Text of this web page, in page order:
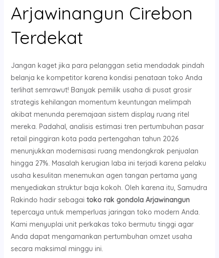
Arjawinangun Cirebon
Terdekat
Jangan kaget jika para pelanggan setia mendadak pindah
belanja ke kompetitor karena kondisi penataan toko Anda
terlihat semrawut! Banyak pemilik usaha di pusat grosir
strategis kehilangan momentum keuntungan melimpah
akibat menunda peremajaan sistem display ruang ritel
mereka. Padahal, analisis estimasi tren pertumbuhan pasar
retail pinggiran kota pada pertengahan tahun 2026
menunjukkan modernisasi ruang mendongkrak penjualan
hingga 27%. Masalah kerugian laba ini terjadi karena pelaku
usaha kesulitan menemukan agen tangan pertama yang
menyediakan struktur baja kokoh. Oleh karena itu, Samudra
Rakindo hadir sebagai toko rak gondola Arjawinangun
tepercaya untuk memperluas jaringan toko modern Anda.
Kami menyuplai unit perkakas toko bermutu tinggi agar
Anda dapat mengamankan pertumbuhan omzet usaha
secara maksimal minggu ini.